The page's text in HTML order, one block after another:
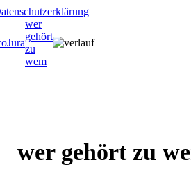
wer
gehört
zu
wem
wer gehört zu